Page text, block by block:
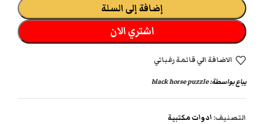
إضافة إلى السلة
اشتري الان
الاضافة الي قائمة رغباتي
يباع بواسطة:black horse puzzle
التصنيف: ادوات مكتبية